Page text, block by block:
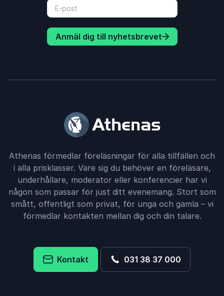
Anmäl dig till nyhetsbrevet
Athenas förmedlar föreläsningar för alla tillfällen och
i alla prisklasser. Vare sig du behöver en föreläsare,
underhållare, moderator eller konferencier har vi
någon som passar för just ditt evenemang. Stort som
smått, offentligt som privat, för unga och gamla – vi
förmedlar kontakten mellan dig och din talare.
Kontakt 031 38 37 000